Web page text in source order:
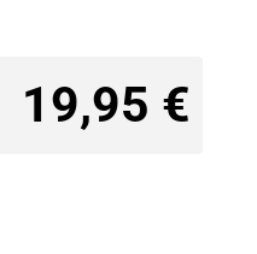
19,95 €